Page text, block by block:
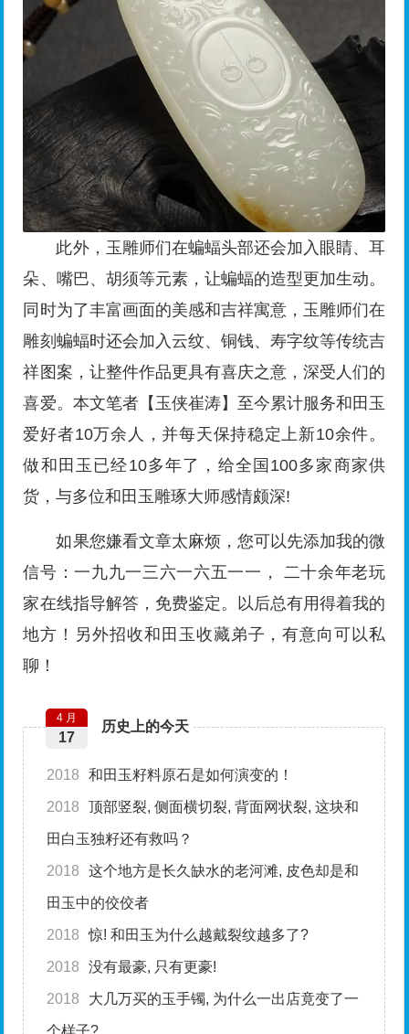
此外，玉雕师们在蝙蝠头部还会加入眼睛、耳
朵、嘴巴、胡须等元素，让蝙蝠的造型更加生动。
同时为了丰富画面的美感和吉祥寓意，玉雕师们在
雕刻蝙蝠时还会加入云纹、铜钱、寿字纹等传统吉
祥图案，让整件作品更具有喜庆之意，深受人们的
喜爱。本文笔者【玉侠崔涛】至今累计服务和田玉
爱好者10万余人，并每天保持稳定上新10余件。
做和田玉已经10多年了，给全国100多家商家供
货，与多位和田玉雕琢大师感情颇深!
如果您嫌看文章太麻烦，您可以先添加我的微
信号：一九九一三六一六五一一， 二十余年老玩
家在线指导解答，免费鉴定。以后总有用得着我的
地方！另外招收和田玉收藏弟子，有意向可以私
聊！
历史上的今天
4 月
17
2018 和田玉籽料原石是如何演变的！
2018 顶部竖裂, 侧面横切裂, 背面网状裂, 这块和
田白玉独籽还有救吗？
2018 这个地方是长久缺水的老河滩, 皮色却是和
田玉中的佼佼者
2018 惊! 和田玉为什么越戴裂纹越多了?
2018 没有最豪, 只有更豪!
2018 大几万买的玉手镯, 为什么一出店竟变了一
个样子?